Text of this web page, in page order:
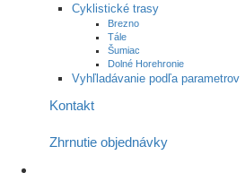
Cyklistické trasy
Brezno
Tále
Šumiac
Dolné Horehronie
Vyhľladávanie podľa parametrov
Kontakt
Zhrnutie objednávky